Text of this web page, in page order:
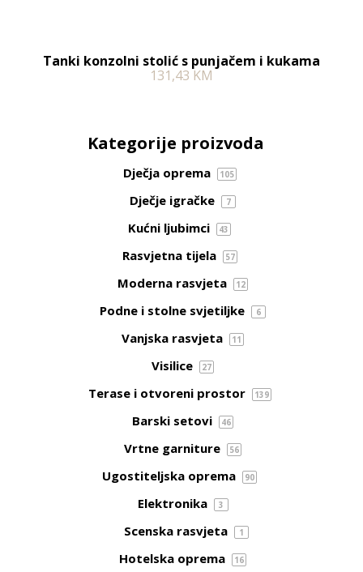
Tanki konzolni stolić s punjačem i kukama
131,43 KM
Kategorije proizvoda
Dječja oprema 105
Dječje igračke 7
Kućni ljubimci 43
Rasvjetna tijela 57
Moderna rasvjeta 12
Podne i stolne svjetiljke 6
Vanjska rasvjeta 11
Visilice 27
Terase i otvoreni prostor 139
Barski setovi 46
Vrtne garniture 56
Ugostiteljska oprema 90
Elektronika 3
Scenska rasvjeta 1
Hotelska oprema 16